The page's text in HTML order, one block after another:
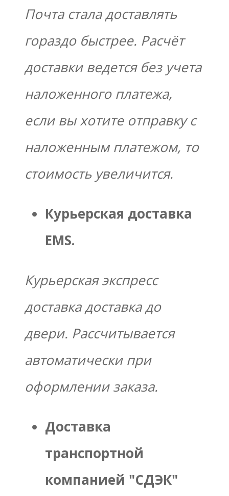
Почта стала доставлять
гораздо быстрее. Расчёт
доставки ведется без учета
наложенного платежа,
если вы хотите отправку с
наложенным платежом, то
стоимость увеличится.
Курьерская доставка
EMS.
Курьерская экспресс
доставка доставка до
двери. Рассчитывается
автоматически при
оформлении заказа.
Доставка
транспортной
компанией "СДЭК"